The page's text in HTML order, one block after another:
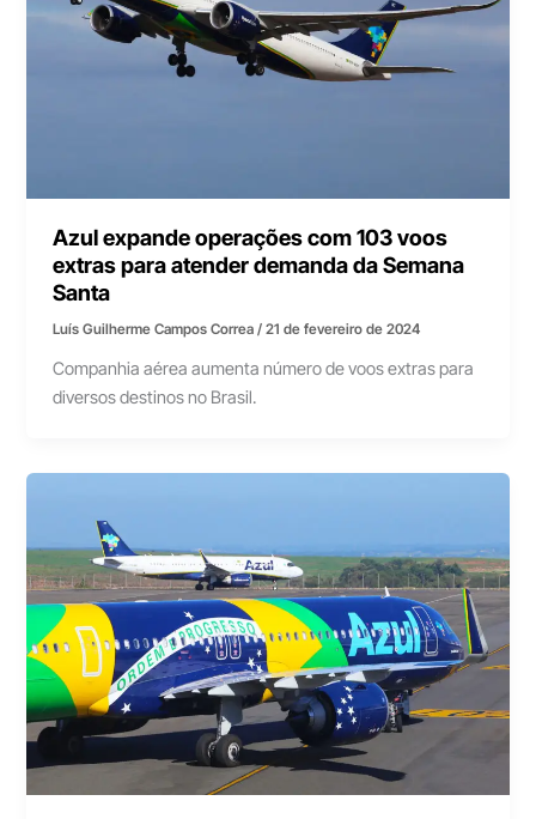
Azul expande operações com 103 voos
extras para atender demanda da Semana
Santa
Luís Guilherme Campos Correa/21 de fevereiro de 2024
Companhia aérea aumenta número de voos extras para
diversos destinos no Brasil.